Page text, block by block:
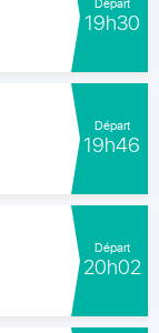
Départ
19h30
Départ
19h46
Départ
20h02